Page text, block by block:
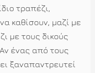
τραπέζι,
καθίσουν, μαζί με
με τους δικούς
ένας από τους
ξαναπαντρευτεί